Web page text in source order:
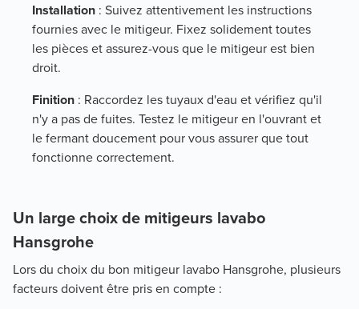
Installation : Suivez attentivement les instructions
fournies avec le mitigeur. Fixez solidement toutes
les pièces et assurez-vous que le mitigeur est bien
droit.
Finition : Raccordez les tuyaux d'eau et vérifiez qu'il
n'y a pas de fuites. Testez le mitigeur en l'ouvrant et
le fermant doucement pour vous assurer que tout
fonctionne correctement.
Un large choix de mitigeurs lavabo
Hansgrohe
Lors du choix du bon mitigeur lavabo Hansgrohe, plusieurs
facteurs doivent être pris en compte :